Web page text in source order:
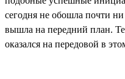
сегодня не обошла почти
вышла на передний план.
оказался на передовой в